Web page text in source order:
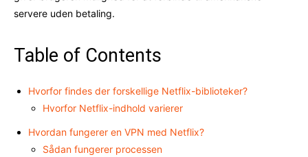
servere uden betaling.
Table of Contents
Hvorfor findes der forskellige Netflix-biblioteker?
Hvorfor Netflix-indhold varierer
Hvordan fungerer en VPN med Netflix?
Sådan fungerer processen